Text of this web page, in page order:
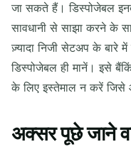
जा सकते हैं। डिस्पोजेबल
सावधानी से साझा करने के
ज़्यादा निजी सेटअप के बारे
डिस्पोजेबल ही मानें। इसे
के लिए इस्तेमाल न करें
अक्सर पूछे जाने